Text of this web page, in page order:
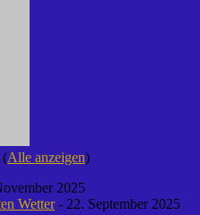
(Alle anzeigen)
2025
Wetter- 22. September 2025